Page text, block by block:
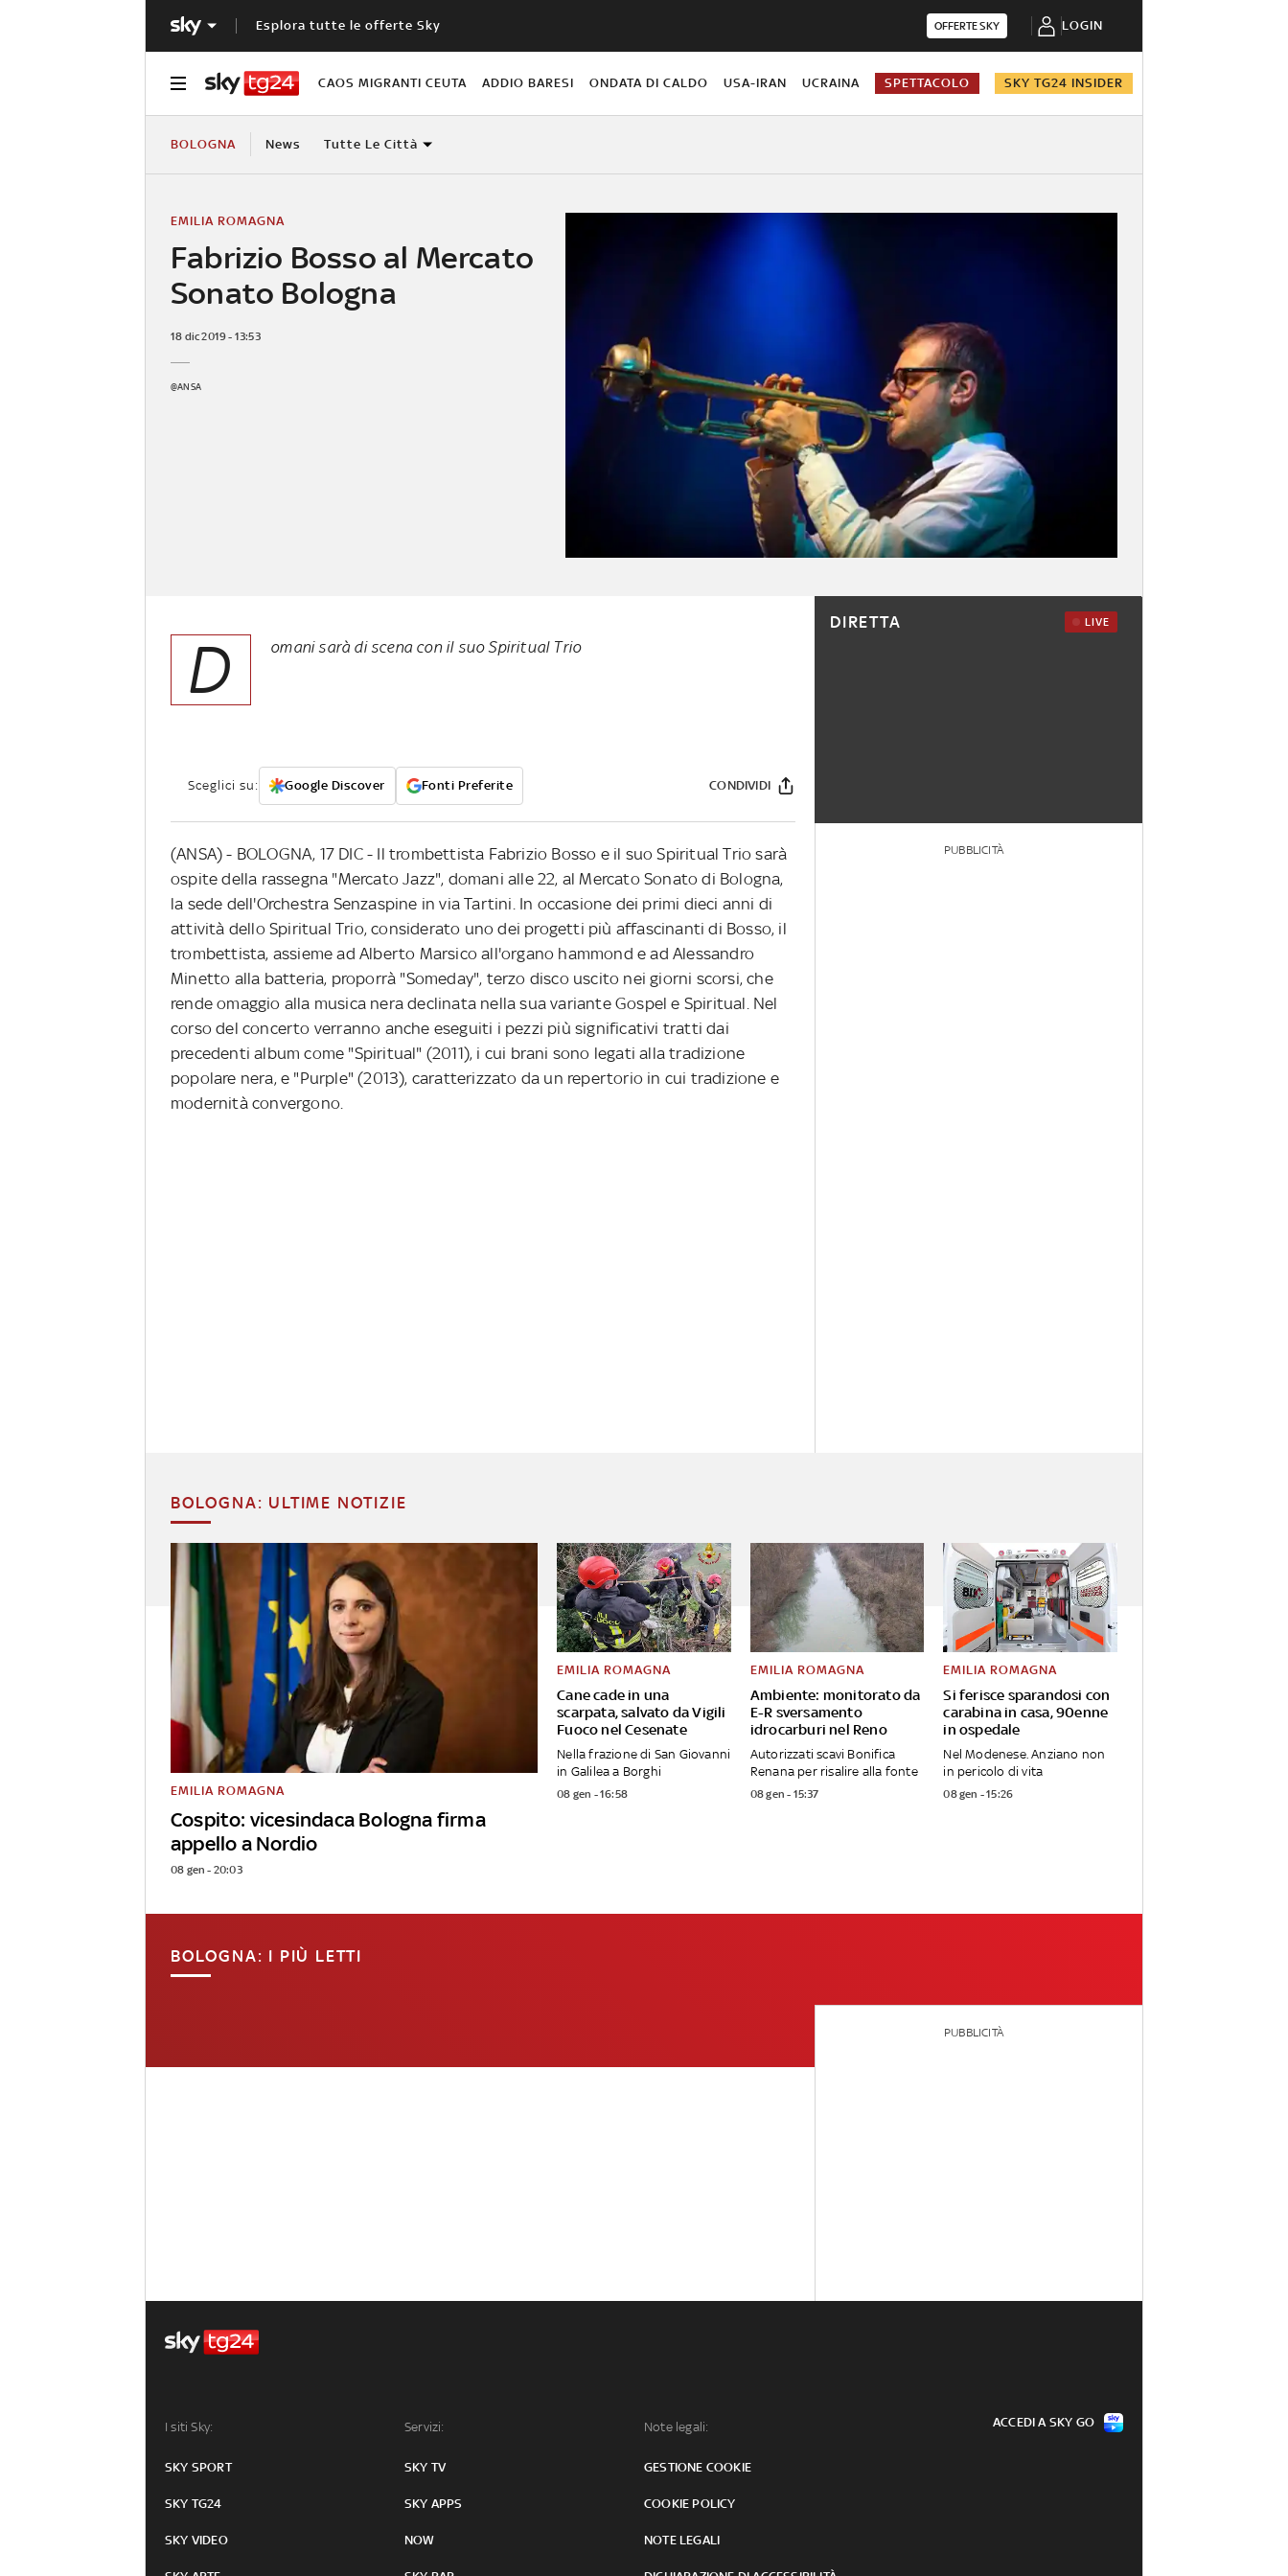
Esplora tutte le offerte Sky OFFERTE SKY LOGIN
CAOS MIGRANTI CEUTA ADDIO BARESI ONDATA DI CALDO USA-IRAN UCRAINA SPETTACOLO SKY TG24 INSIDER
BOLOGNA News Tutte Le Città
Fabrizio Bosso al Mercato
Sonato Bologna
EMILIA ROMAGNA
18 dic 2019 - 13:53
@ANSA
D omani sarà di scena con il suo Spiritual Trio
Sceglici su: Google Discover Fonti Preferite CONDIVIDI
(ANSA) - BOLOGNA, 17 DIC - Il trombettista Fabrizio Bosso e il suo Spiritual Trio sarà
ospite della rassegna "Mercato Jazz", domani alle 22, al Mercato Sonato di Bologna,
la sede dell'Orchestra Senzaspine in via Tartini. In occasione dei primi dieci anni di
attività dello Spiritual Trio, considerato uno dei progetti più affascinanti di Bosso, il
trombettista, assieme ad Alberto Marsico all'organo hammond e ad Alessandro
Minetto alla batteria, proporrà "Someday", terzo disco uscito nei giorni scorsi, che
rende omaggio alla musica nera declinata nella sua variante Gospel e Spiritual. Nel
corso del concerto verranno anche eseguiti i pezzi più significativi tratti dai
precedenti album come "Spiritual" (2011), i cui brani sono legati alla tradizione
popolare nera, e "Purple" (2013), caratterizzato da un repertorio in cui tradizione e
modernità convergono.
DIRETTA LIVE
PUBBLICITÀ
BOLOGNA: ULTIME NOTIZIE
Cospito: vicesindaca Bologna firma
appello a Nordio
EMILIA ROMAGNA
08 gen - 20:03
Cane cade in una
scarpata, salvato da Vigili
Fuoco nel Cesenate
EMILIA ROMAGNA
Nella frazione di San Giovanni
in Galilea a Borghi
08 gen - 16:58
Ambiente: monitorato da
E-R sversamento
idrocarburi nel Reno
EMILIA ROMAGNA
Autorizzati scavi Bonifica
Renana per risalire alla fonte
08 gen - 15:37
Si ferisce sparandosi con
carabina in casa, 90enne
in ospedale
EMILIA ROMAGNA
Nel Modenese. Anziano non
in pericolo di vita
08 gen - 15:26
BOLOGNA: I PIÙ LETTI
PUBBLICITÀ
I siti Sky:
SKY SPORT
SKY TG24
SKY VIDEO
Servizi:
SKY TV
SKY APPS
NOW
Note legali:
GESTIONE COOKIE
COOKIE POLICY
NOTE LEGALI
ACCEDI A SKY GO